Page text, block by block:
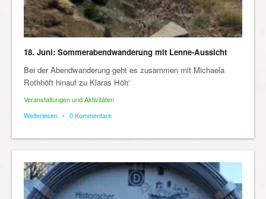
18. Juni: Sommerabendwanderung mit Lenne-Aussicht
Bei der Abendwanderung geht es zusammen mit Michaela
Rothhöft hinauf zu Klaras Höh‘
Veranstaltungen und Aktivitäten
Weiterlesen • 0 Kommentare